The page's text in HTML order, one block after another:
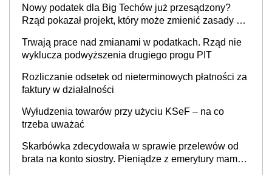
Nowy podatek dla Big Techów już przesądzony?
Rząd pokazał projekt, który może zmienić zasady gry
Trwają prace nad zmianami w podatkach. Rząd nie
wyklucza podwyższenia drugiego progu PIT
Rozliczanie odsetek od nieterminowych płatności za
faktury w działalności
Wyłudzenia towarów przy użyciu KSeF – na co
trzeba uważać
Skarbówka zdecydowała w sprawie przelewów od
brata na konto siostry. Pieniądze z emerytury mamy